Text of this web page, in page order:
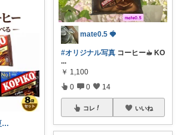
えすけい@☀️夏のおすすめコレクション
mate0.5 🍓
#オリジナル写真 コーヒー☕︎ KO
...
￥ 1,100
0 0 14
コレ いいね